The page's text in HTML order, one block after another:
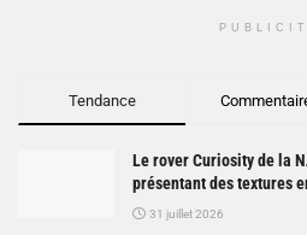
Tendance
Le rover Curiosity de la
présentant des textures
31 juillet 2026